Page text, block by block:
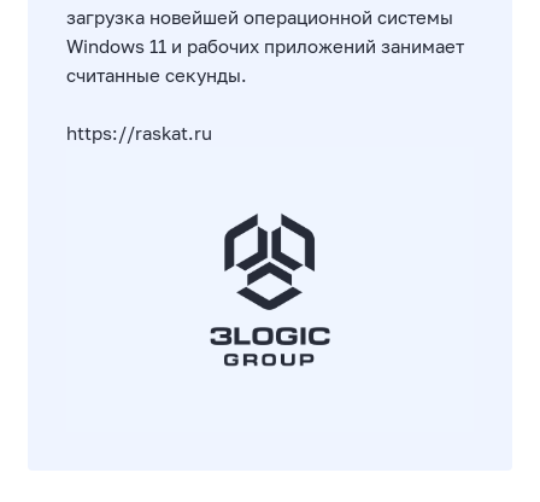
загрузка новейшей операционной системы
Windows 11 и рабочих приложений занимает
считанные секунды.
https://raskat.ru